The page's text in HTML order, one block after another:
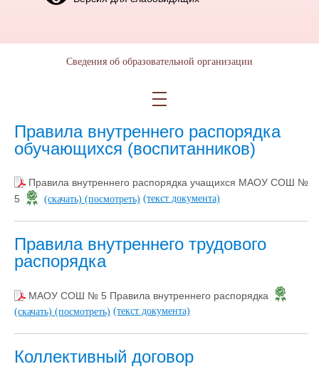
Устав МАОУ СОШ № 5 (посмотреть)
Правила внутреннего распорядка
обучающихся (воспитанников)
Правила внутреннего распорядка учащихся МАОУ СОШ №
5
(скачать) (посмотреть) (текст документа)
Правила внутреннего трудового
распорядка
МАОУ СОШ № 5 Правила внутреннего распорядка
(скачать) (посмотреть) (текст документа)
Коллективный договор
Сведения об образовательной организации